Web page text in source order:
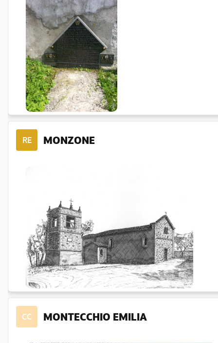
RE MONZONE
CC MONTECCHIO EMILIA